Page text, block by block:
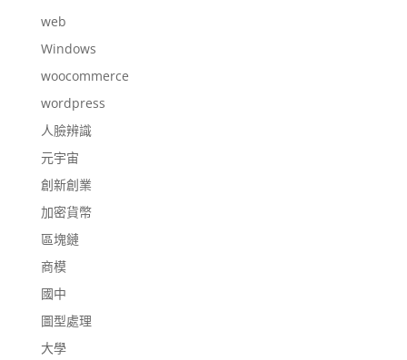
web
Windows
woocommerce
wordpress
人臉辨識
元宇宙
創新創業
加密貨幣
區塊鏈
商模
國中
圖型處理
大學